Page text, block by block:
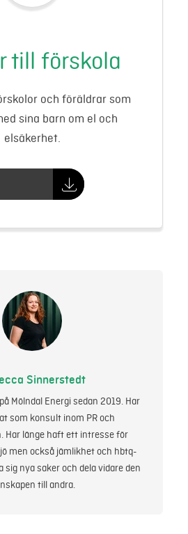
till förskola
och föräldrar som
sina barn om el och
elsäkerhet.
Sinnerstedt
Mölndal Energi sedan 2019. Har
som konsult inom PR och
Har länge haft ett intresse för
men också jämlikhet och hbtq-
sig nya saker och dela vidare den
till andra.